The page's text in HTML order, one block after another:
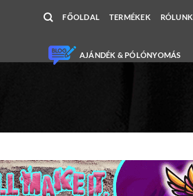
FŐOLDAL TERMÉKEK RÓLUNK
AJÁNDÉK & PÓLÓNYOMÁS